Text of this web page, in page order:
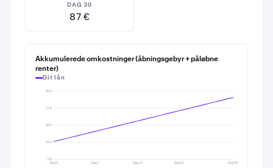
Tryk ind på detaljerne under
DAG 30
87 €
Akkumulerede omkostninger (åbningsgebyr + påløbne
renter)
Dit lån
0 €
24 €
48 €
71 €
95 €
Dag 0 Dag 7 Dag 14 Dag 21 Dag 30